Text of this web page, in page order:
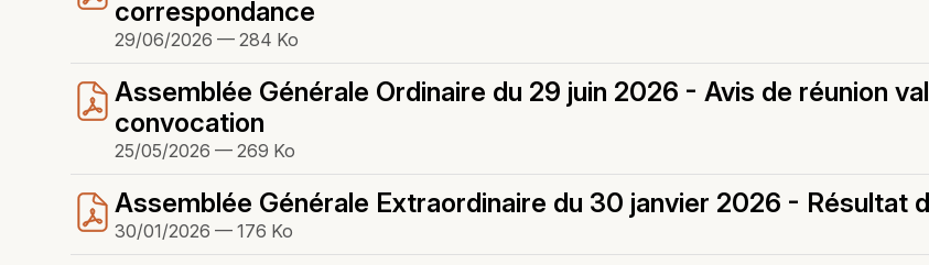
correspondance
29/06/2026 — 284 Ko
Assemblée Générale Ordinaire du 29 juin 2026 - Avis de réunion
convocation
25/05/2026 — 269 Ko
Assemblée Générale Extraordinaire du 30 janvier 2026 - Résultat
30/01/2026 — 176 Ko